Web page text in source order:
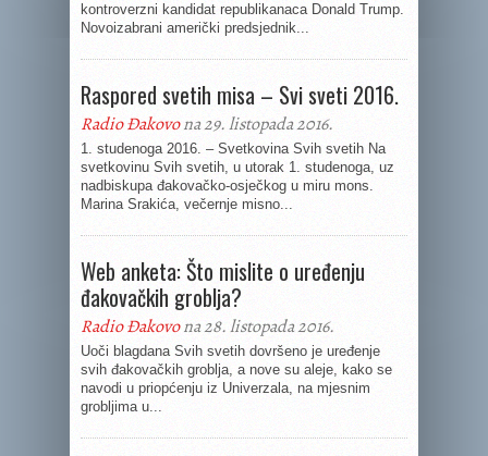
kontroverzni kandidat republikanaca Donald Trump.
Novoizabrani američki predsjednik...
Raspored svetih misa – Svi sveti 2016.
Radio Đakovona 29. listopada 2016.
1. studenoga 2016. – Svetkovina Svih svetih Na
svetkovinu Svih svetih, u utorak 1. studenoga, uz
nadbiskupa đakovačko-osječkog u miru mons.
Marina Srakića, večernje misno...
Web anketa: Što mislite o uređenju
đakovačkih groblja?
Radio Đakovona 28. listopada 2016.
Uoči blagdana Svih svetih dovršeno je uređenje
svih đakovačkih groblja, a nove su aleje, kako se
navodi u priopćenju iz Univerzala, na mjesnim
grobljima u...